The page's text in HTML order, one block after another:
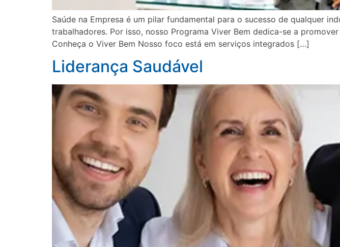
Saúde na Empresa é um pilar fundamental para o sucesso de qualquer
trabalhadores. Por isso, nosso Programa Viver Bem dedica-se a
Conheça o Viver Bem Nosso foco está em serviços integrados […]
Liderança Saudável